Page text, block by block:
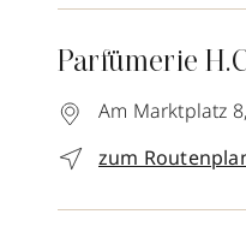
Parfümerie
Am Marktplatz 8,
zum